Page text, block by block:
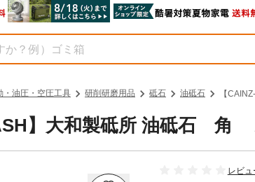
・油圧・空圧工具 研削研磨用品 砥石 油砥石 【
】大和製砥所 油砥石 角
レビュ